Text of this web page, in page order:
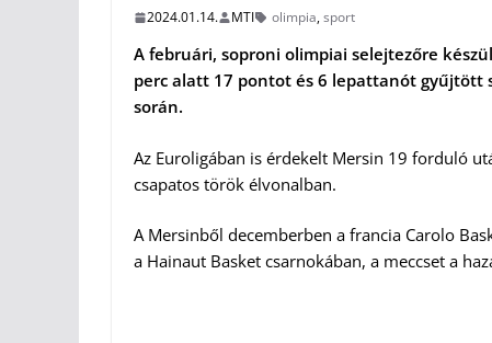
2024.01.14. MTI olimpia,sport
A februári, soproni olimpiai selejtezőre
perc alatt 17 pontot és 6 lepattanót gyűjtött
során.
Az Euroligában is érdekelt Mersin 19 forduló
csapatos török élvonalban.
A Mersinből decemberben a francia Carolo
a Hainaut Basket csarnokában, a meccset a